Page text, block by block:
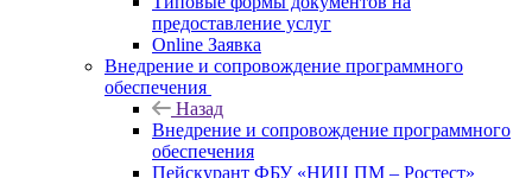
предоставление услуг
Online Заявка
Внедрение и сопровождение программного
обеспечения
Назад
Внедрение и сопровождение программного
обеспечения
Пейскурант ФБУ «НИЦ ПМ – Ростест»